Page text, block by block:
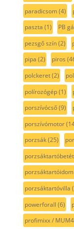
paradicsom(4)
paszta (1) PB
pezsgő szín(2)
pipa (2) piros
polckeret(2)
polírozógép(1)
porszívócső(9)
porszívómotor
porzsák(25)
porzsáktartóbetét
porzsáktartóidom
porzsáktartóvilla
powerforall (6)
profimixx /